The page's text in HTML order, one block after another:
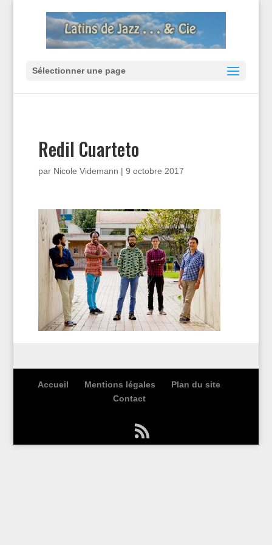
Sélectionner une page
Redil Cuarteto
par Nicole Videmann | 9 octobre 2017
Accueil Mentions légales
Plan du site
Contact